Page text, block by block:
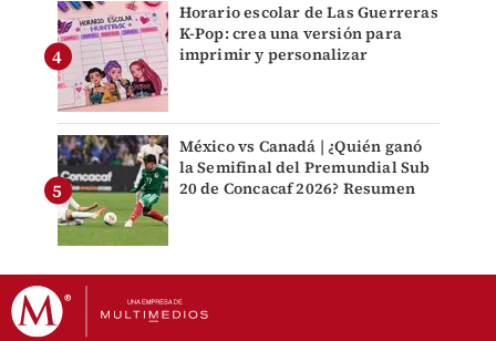
Horario escolar de Las Guerreras
K-Pop: crea una versión para
imprimir y personalizar
México vs Canadá | ¿Quién ganó
la Semifinal del Premundial Sub
20 de Concacaf 2026? Resumen